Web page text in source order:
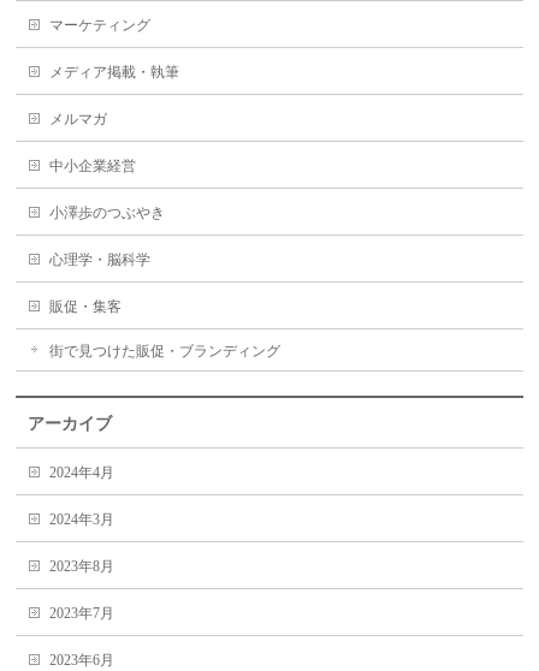
マーケティング
メディア掲載・執筆
メルマガ
中小企業経営
小澤歩のつぶやき
心理学・脳科学
販促・集客
街で見つけた販促・ブランディング
アーカイブ
2024年4月
2024年3月
2023年8月
2023年7月
2023年6月